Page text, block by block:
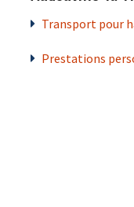
Transport pour
Prestations